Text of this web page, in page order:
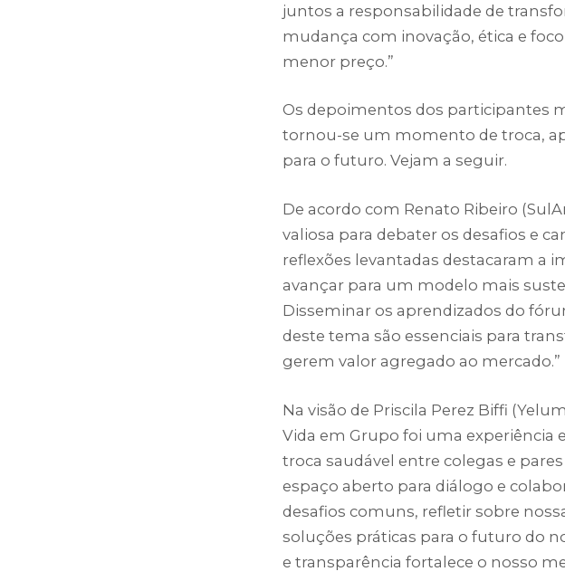
juntos a responsabilidade de
mudança com inovação, ética e
menor preço.”
Os depoimentos dos participantes
tornou-se um momento de troca,
para o futuro. Vejam a seguir.
De acordo com Renato Ribeiro
valiosa para debater os desafios e
reflexões levantadas destacaram a
avançar para um modelo mais
Disseminar os aprendizados do
deste tema são essenciais para
gerem valor agregado ao mercado.”
Na visão de Priscila Perez Biffi
Vida em Grupo foi uma experiência
troca saudável entre colegas e
espaço aberto para diálogo e
desafios comuns, refletir sobre
soluções práticas para o futuro do
e transparência fortalece o nosso